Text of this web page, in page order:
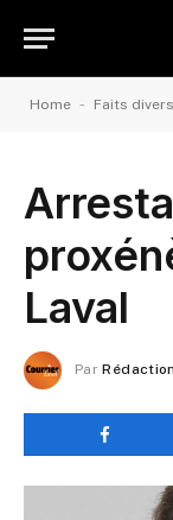
Home - Faits divers
Laval
Par